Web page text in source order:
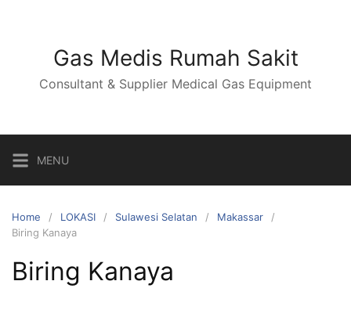
Gas Medis Rumah Sakit
Consultant & Supplier Medical Gas Equipment
MENU
Home LOKASI Sulawesi Selatan
Makassar
Biring Kanaya
Biring Kanaya